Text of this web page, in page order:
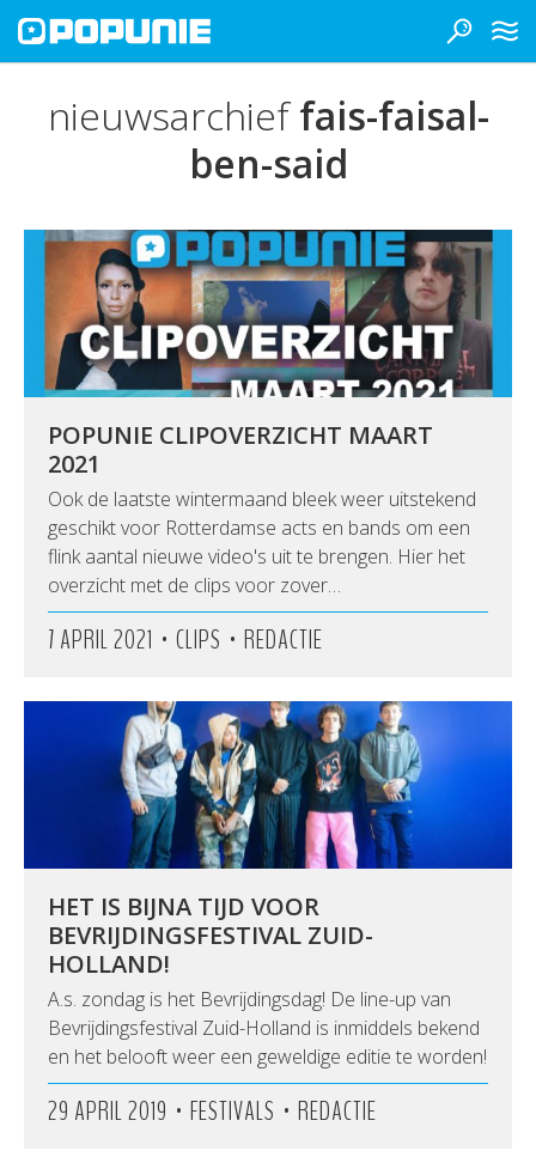
nieuwsarchieffais-faisal-
ben-said
POPUNIE CLIPOVERZICHT MAART
2021
Ook de laatste wintermaand bleek weer uitstekend
geschikt voor Rotterdamse acts en bands om een
flink aantal nieuwe video's uit te brengen. Hier het
overzicht met de clips voor zover…
7 APRIL 2021 • CLIPS • REDACTIE
HET IS BIJNA TIJD VOOR
BEVRIJDINGSFESTIVAL ZUID-
HOLLAND!
A.s. zondag is het Bevrijdingsdag! De line-up van
Bevrijdingsfestival Zuid-Holland is inmiddels bekend
en het belooft weer een geweldige editie te worden!
29 APRIL 2019 • FESTIVALS • REDACTIE